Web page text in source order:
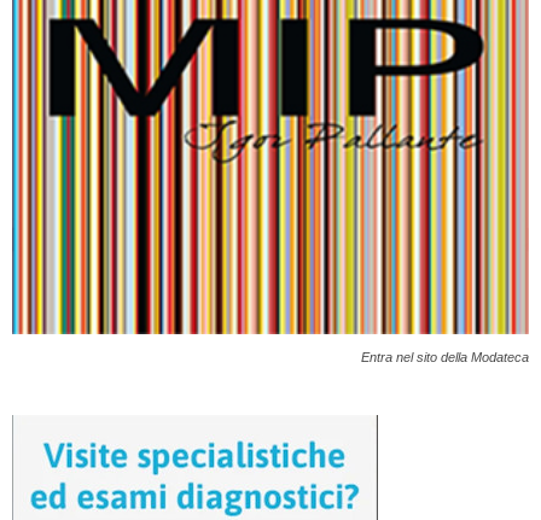
Entra nel sito della Modateca